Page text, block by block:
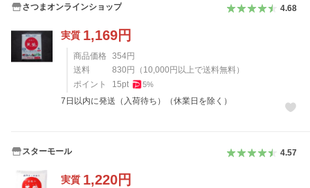
さつまオンラインショップ 4.68
実質 1,169円
商品価格 354円
送料
830 円 （ 10,000 円以上で送料無料）
ポイント
15pt 5%
7日以内に発送（入荷待ち）（休業日を除く）
スターモール 4.57
実質 1,220円